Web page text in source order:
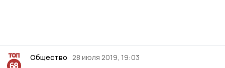
Общество 28 июля 2019, 19:03